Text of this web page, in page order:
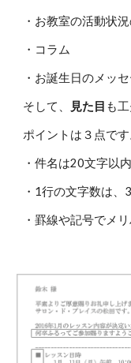
・お教室の活動状
・コラム
・お誕生日のメッ
そして、 見た目 も
ポイントは３点です
・件名は20文字以
・1行の文字数は、
・罫線や記号でメ